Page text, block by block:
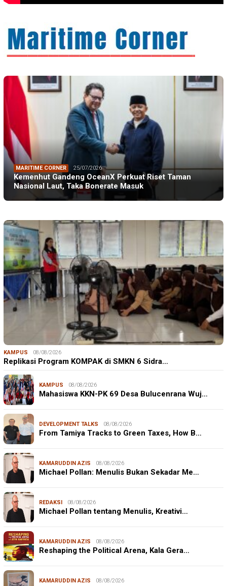
MARITIME CORNER 25/07/2026
Kemenhut Gandeng OceanX Perkuat Riset Taman
Nasional Laut, Taka Bonerate Masuk
KAMPUS 08/08/2026
Replikasi Program KOMPAK di SMKN 6 Sidra…
KAMPUS 08/08/2026
Mahasiswa KKN-PK 69 Desa Bulucenrana Wuj…
DEVELOPMENT TALKS 08/08/2026
From Tamiya Tracks to Green Taxes, How B…
KAMARUDDIN AZIS 08/08/2026
Michael Pollan: Menulis Bukan Sekadar Me…
REDAKSI 08/08/2026
Michael Pollan tentang Menulis, Kreativi…
KAMARUDDIN AZIS 08/08/2026
Reshaping the Political Arena, Kala Gera…
KAMARUDDIN AZIS 08/08/2026